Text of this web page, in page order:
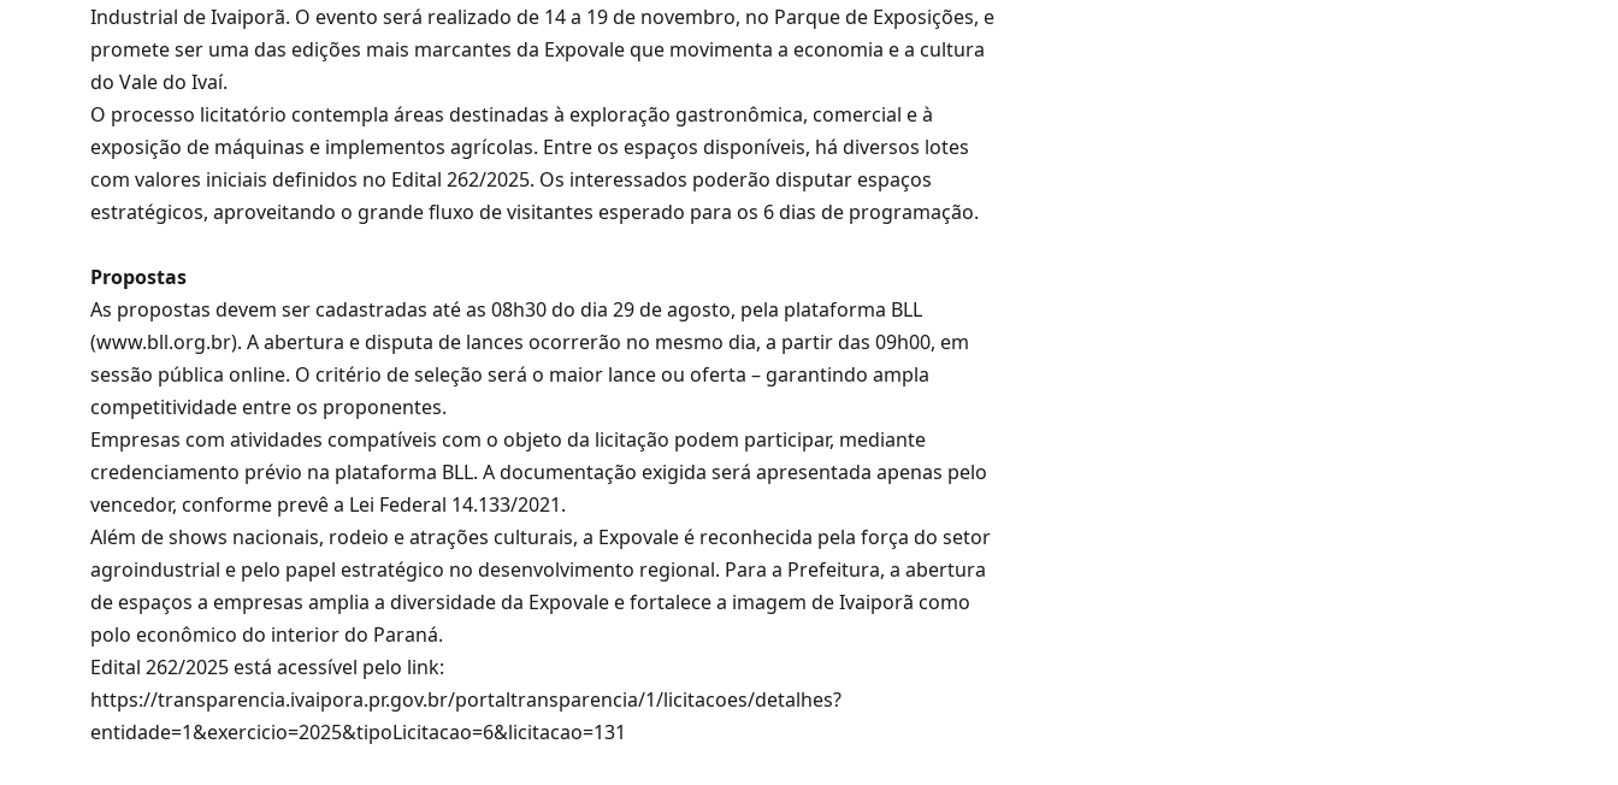
Industrial de Ivaiporã. O evento será realizado de 14 a 19 de novembro, no Parque de Exposições, e
promete ser uma das edições mais marcantes da Expovale que movimenta a economia e a cultura
do Vale do Ivaí.
O processo licitatório contempla áreas destinadas à exploração gastronômica, comercial e à
exposição de máquinas e implementos agrícolas. Entre os espaços disponíveis, há diversos lotes
com valores iniciais definidos no Edital 262/2025. Os interessados poderão disputar espaços
estratégicos, aproveitando o grande fluxo de visitantes esperado para os 6 dias de programação.
Propostas
As propostas devem ser cadastradas até as 08h30 do dia 29 de agosto, pela plataforma BLL
(www.bll.org.br). A abertura e disputa de lances ocorrerão no mesmo dia, a partir das 09h00, em
sessão pública online. O critério de seleção será o maior lance ou oferta – garantindo ampla
competitividade entre os proponentes.
Empresas com atividades compatíveis com o objeto da licitação podem participar, mediante
credenciamento prévio na plataforma BLL. A documentação exigida será apresentada apenas pelo
vencedor, conforme prevê a Lei Federal 14.133/2021.
Além de shows nacionais, rodeio e atrações culturais, a Expovale é reconhecida pela força do setor
agroindustrial e pelo papel estratégico no desenvolvimento regional. Para a Prefeitura, a abertura
de espaços a empresas amplia a diversidade da Expovale e fortalece a imagem de Ivaiporã como
polo econômico do interior do Paraná.
Edital 262/2025 está acessível pelo link:
https://transparencia.ivaipora.pr.gov.br/portaltransparencia/1/licitacoes/detalhes?
entidade=1&exercicio=2025&tipoLicitacao=6&licitacao=131